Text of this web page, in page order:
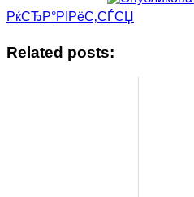
РќСЂР°РІРёС‚СЃСЏ
Related posts: